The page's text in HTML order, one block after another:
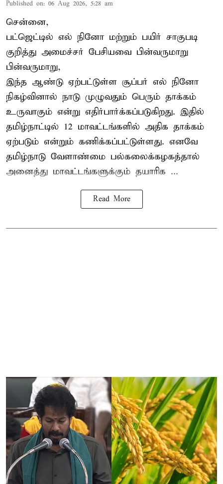
Published on: 06 Aug 2026, 5:28 am
சென்னை,
பட்ஜெட்டில் எல் நினோ மற்றும் பயிர் சாகுபடி
குறித்து அமைச்சர் பேசியவை பின்வருமாறு
பின்வருமாறு,
இந்த ஆண்டு ஏற்பட்டுள்ள சூப்பர் எல் நினோ
நிகழ்வினால் நாடு முழுவதும் பெரும் தாக்கம்
உருவாகும் என்று எதிர்பார்க்கப்படுகிறது. இதில்
தமிழ்நாட்டில் 12 மாவட்டங்களில் அதிக தாக்கம்
ஏற்படும் என்றும் கணிக்கப்பட்டுள்ளது. எனவே
தமிழ்நாடு வேளாண்மை பல்கலைக்கழகத்தால்
அனைத்து மாவட்டங்களுக்கும் தயாரிக ...
Read More